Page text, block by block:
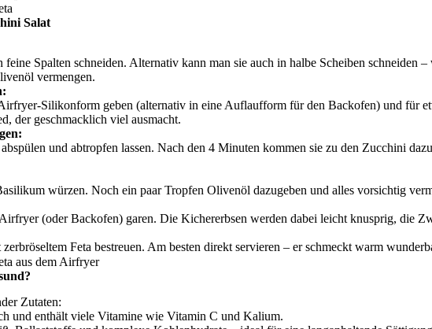
Salat
Spalten schneiden. Alternativ kann man sie auch in halbe Scheiben schneiden
vermengen.
Silikonform geben (alternativ in eine Auflaufform für den Backofen) und für
der geschmacklich viel ausmacht.
und abtropfen lassen. Nach den 4 Minuten kommen sie zu den Zucchini
würzen. Noch ein paar Tropfen Olivenöl dazugeben und alles vorsichtig
(oder Backofen) garen. Die Kichererbsen werden dabei leicht knusprig, die
Feta bestreuen. Am besten direkt servieren – er schmeckt warm
Zutaten:
und enthält viele Vitamine wie Vitamin C und Kalium.